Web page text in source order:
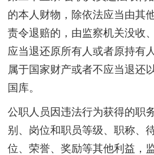
的本人财物，除依法应当由其
责令退赔的，由监察机关没收
应当退还原所有人或者原持有
属于国家财产或者不应当退还
国库。
公职人员因违法行为获得的职
别、岗位和职员等级、职称、
位、荣誉、奖励等其他利益，